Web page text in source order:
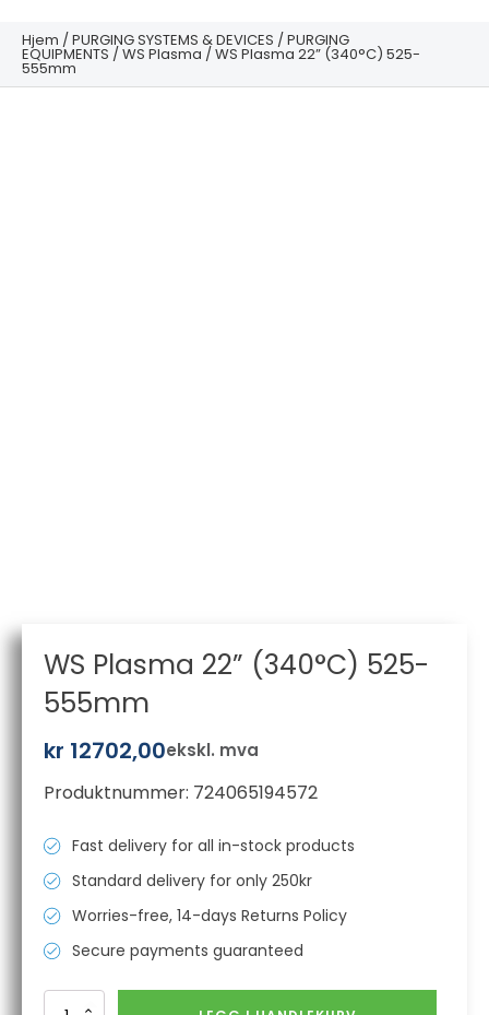
Hjem /PURGING SYSTEMS & DEVICES /PURGING
EQUIPMENTS /WS Plasma / WS Plasma 22” (340°C) 525-
555mm
WS Plasma 22” (340°C) 525-
555mm
kr 12702,00ekskl. mva
Produktnummer: 724065194572
Fast delivery for all in-stock products
Standard delivery for only 250kr
Worries-free, 14-days Returns Policy
Secure payments guaranteed